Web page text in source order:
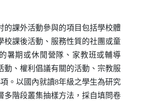
課外活動參與的項目包括學校體
校課後活動、服務性質的社團或童
暑期或休閒營隊、家教班或輔導
動、權利倡議有關的活動、宗教服
。以國內就讀8年級之學生為研究
多階段叢集抽樣方法，採自填問卷